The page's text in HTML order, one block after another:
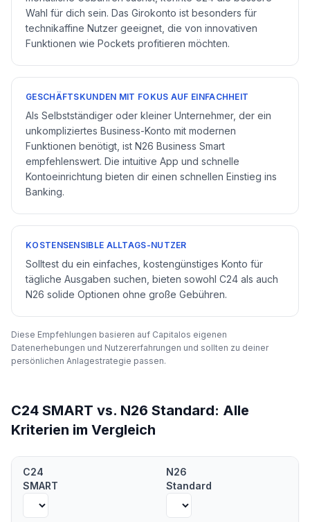
Wahl für dich sein. Das Girokonto ist besonders für
technikaffine Nutzer geeignet, die von innovativen
Funktionen wie Pockets profitieren möchten.
GESCHÄFTSKUNDEN MIT FOKUS AUF EINFACHHEIT
Als Selbstständiger oder kleiner Unternehmer, der ein
unkompliziertes Business-Konto mit modernen
Funktionen benötigt, ist N26 Business Smart
empfehlenswert. Die intuitive App und schnelle
Kontoeinrichtung bieten dir einen schnellen Einstieg ins
Banking.
KOSTENSENSIBLE ALLTAGS-NUTZER
Solltest du ein einfaches, kostengünstiges Konto für
tägliche Ausgaben suchen, bieten sowohl C24 als auch
N26 solide Optionen ohne große Gebühren.
Diese Empfehlungen basieren auf Capitalos eigenen
Datenerhebungen und Nutzererfahrungen und sollten zu deiner
persönlichen Anlagestrategie passen.
C24 SMART vs. N26 Standard: Alle
Kriterien im Vergleich
Direkter Vergleich: — Alle
C24
SMART
N26
Standard